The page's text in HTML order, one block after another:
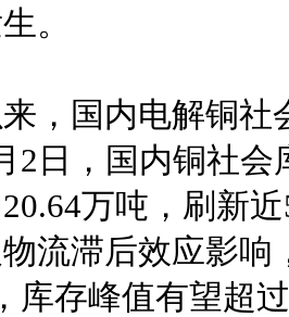
。
国内电解铜社
2日，国内铜社会
万吨，刷新
流滞后效应影响
库存峰值有望超